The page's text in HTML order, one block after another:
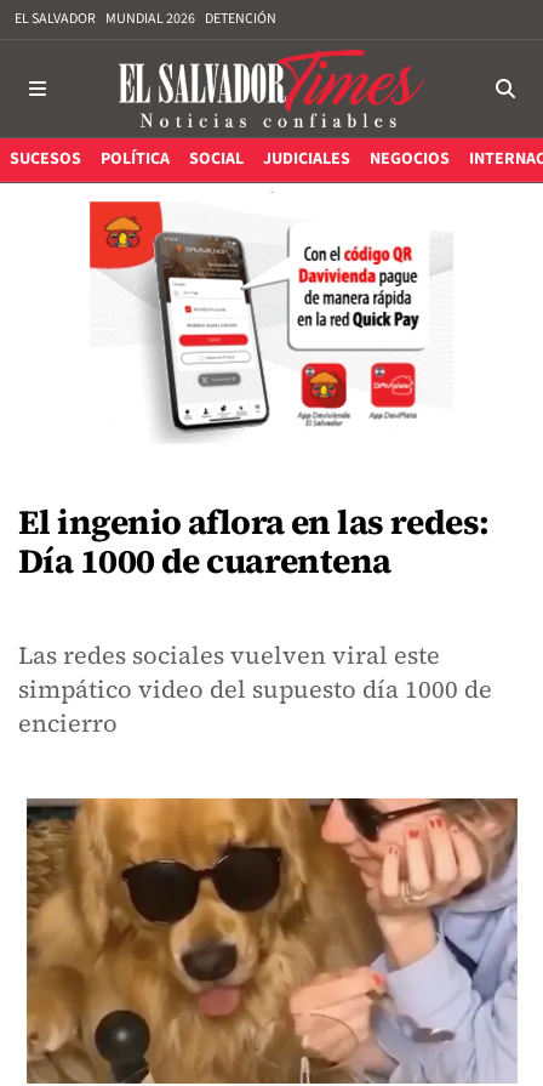
EL SALVADOR MUNDIAL 2026 DETENCIÓN
SUCESOS POLÍTICA SOCIAL JUDICIALES NEGOCIOS
El ingenio aflora en las redes:
Día 1000 de cuarentena
Las redes sociales vuelven viral este
simpático video del supuesto día 1000 de
encierro